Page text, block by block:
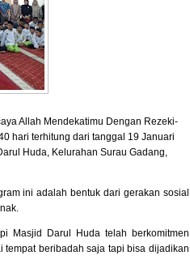
Allah Mendekatimu Dengan Rezeki-
hari terhitung dari tanggal 19 Januari
Huda, Kelurahan Surau Gadang,
ini adalah bentuk dari gerakan sosial
Masjid Darul Huda telah berkomitmen
beribadah saja tapi bisa dijadikan